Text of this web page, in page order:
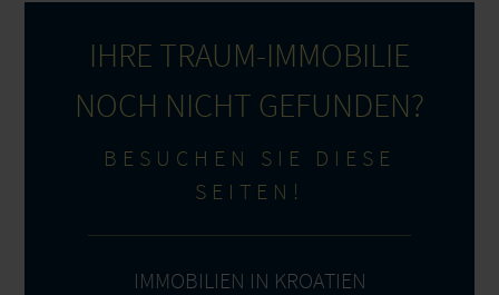
IHRE TRAUM-IMMOBILIE
NOCH NICHT GEFUNDEN?
BESUCHEN SIE DIESE
SEITEN!
IMMOBILIEN IN KROATIEN